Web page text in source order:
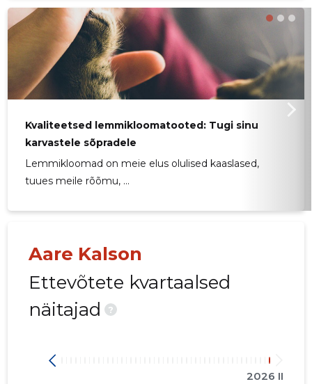
Kvaliteetsed lemmikloomatooted: Tugi sinu
karvastele sõpradele
Lemmikloomad on meie elus olulised kaaslased,
tuues meile rõõmu, ...
Aare Kalson
Ettevõtete kvartaalsed
näitajad
?
2026 II